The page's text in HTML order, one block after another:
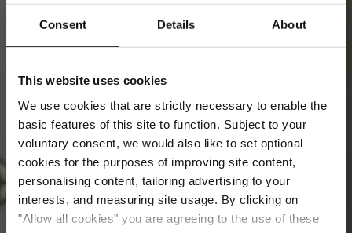
Consent Details About
This website uses cookies
We use cookies that are strictly necessary to enable the
basic features of this site to function. Subject to your
voluntary consent, we would also like to set optional
cookies for the purposes of improving site content,
personalising content, tailoring advertising to your
interests, and measuring site usage. By clicking on
"Allow all cookies" you are agreeing to the use of these
Авторский люкс